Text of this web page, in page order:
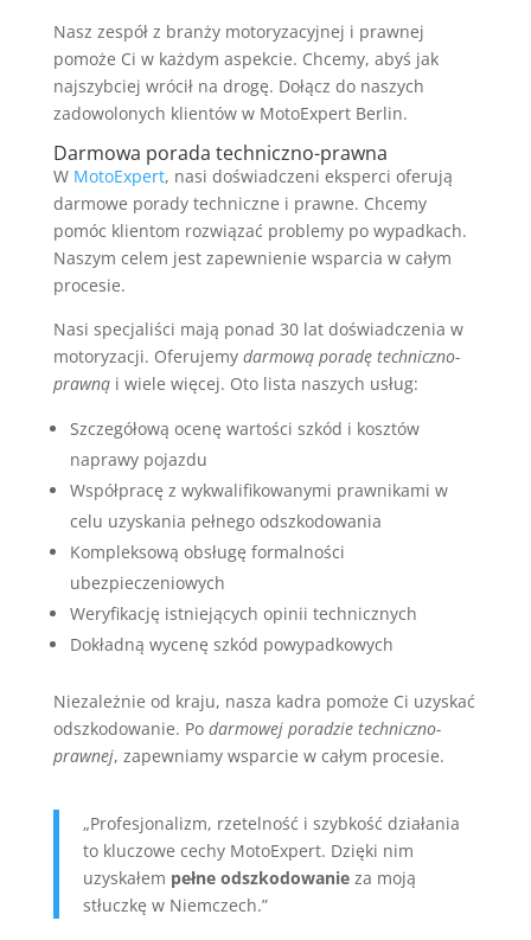
Nasz zespół z branży motoryzacyjnej i prawnej
pomoże Ci w każdym aspekcie. Chcemy, abyś jak
najszybciej wrócił na drogę. Dołącz do naszych
zadowolonych klientów w MotoExpert Berlin.
Darmowa porada techniczno-prawna
W MotoExpert, nasi doświadczeni eksperci oferują
darmowe porady techniczne i prawne. Chcemy
pomóc klientom rozwiązać problemy po wypadkach.
Naszym celem jest zapewnienie wsparcia w całym
procesie.
Nasi specjaliści mają ponad 30 lat doświadczenia w
motoryzacji. Oferujemy darmową poradę techniczno-
prawnąi wiele więcej. Oto lista naszych usług:
Szczegółową ocenę wartości szkód i kosztów
naprawy pojazdu
Współpracę z wykwalifikowanymi prawnikami w
celu uzyskania pełnego odszkodowania
Kompleksową obsługę formalności
ubezpieczeniowych
Weryfikację istniejących opinii technicznych
Dokładną wycenę szkód powypadkowych
Niezależnie od kraju, nasza kadra pomoże Ci uzyskać
odszkodowanie. Po darmowej poradzie techniczno-
prawnej, zapewniamy wsparcie w całym procesie.
„Profesjonalizm, rzetelność i szybkość działania
to kluczowe cechy MotoExpert. Dzięki nim
uzyskałem pełne odszkodowanieza moją
stłuczkę w Niemczech.”